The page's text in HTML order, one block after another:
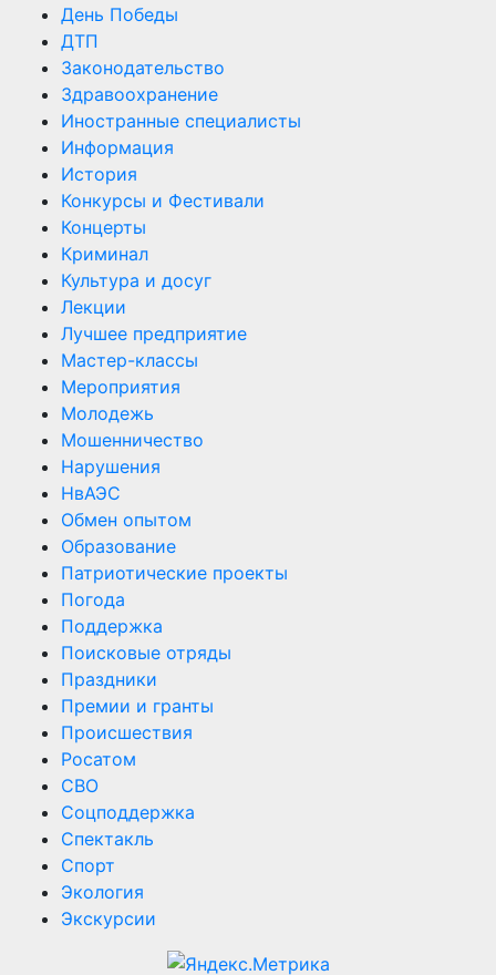
День Победы
ДТП
Законодательство
Здравоохранение
Иностранные специалисты
Информация
История
Конкурсы и Фестивали
Концерты
Криминал
Культура и досуг
Лекции
Лучшее предприятие
Мастер-классы
Мероприятия
Молодежь
Мошенничество
Нарушения
НвАЭС
Обмен опытом
Образование
Патриотические проекты
Погода
Поддержка
Поисковые отряды
Праздники
Премии и гранты
Происшествия
Росатом
СВО
Соцподдержка
Спектакль
Спорт
Экология
Экскурсии